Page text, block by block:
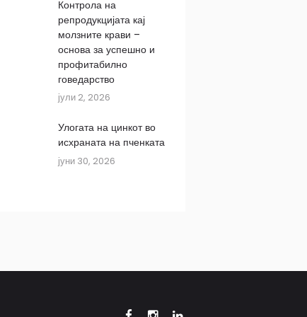
Контрола на
репродукцијата кај
молзните крави –
основа за успешно и
профитабилно
говедарство
јули 2, 2026
Улогата на цинкот во
исхраната на пченката
јуни 30, 2026